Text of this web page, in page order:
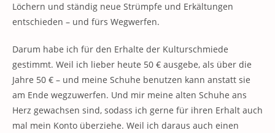
Löchern und ständig neue Strümpfe und Erkältungen
entschieden – und fürs Wegwerfen.
Darum habe ich für den Erhalte der Kulturschmiede
gestimmt. Weil ich lieber heute 50 € ausgebe, als über die
Jahre 50 € – und meine Schuhe benutzen kann anstatt sie
am Ende wegzuwerfen. Und mir meine alten Schuhe ans
Herz gewachsen sind, sodass ich gerne für ihren Erhalt auch
mal mein Konto überziehe. Weil ich daraus auch einen